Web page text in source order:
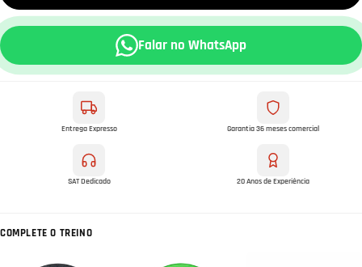
Falar no WhatsApp
Entrega Expresso Garantia 36 meses comercial
SAT Dedicado 20 Anos de Experiência
COMPLETE O TREINO